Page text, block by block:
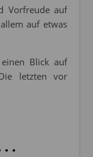
Vorfreude auf
auf etwas
Blick auf
letzten vor